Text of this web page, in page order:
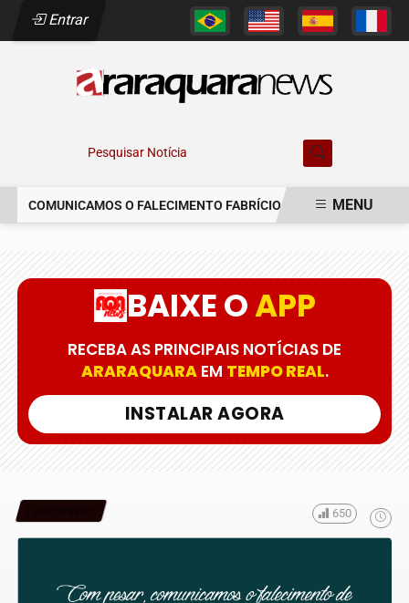
Entrar
Pesquisar Notícia
COMUNICAMOS O FALECIMENTO FABRÍCIO AUGUSTO FERREIRA
MENU
BAIXE OAPP
RECEBA AS PRINCIPAIS NOTÍCIAS DE
ARARAQUARAEM TEMPO REAL.
INSTALAR AGORA
650